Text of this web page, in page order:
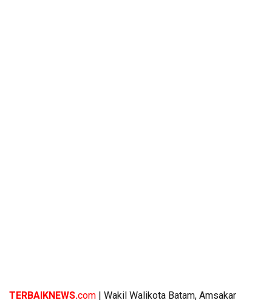
TERBAIKNEWS.com | Wakil Walikota Batam, Amsakar